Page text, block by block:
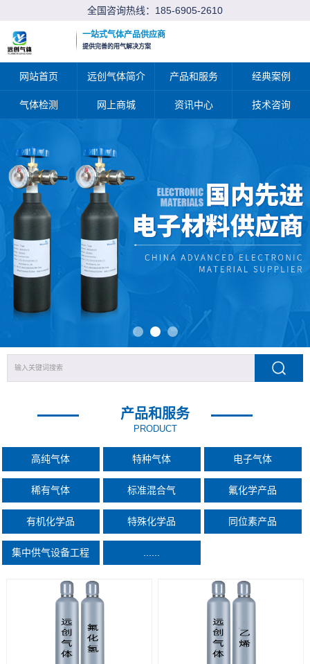
全国咨询热线： 185-6905-2610
一站式气体产品供应商
提供完善的用气解决方案
网站首页 远创气体简介 产品和服务 经典案例
气体检测 网上商城 资讯中心 技术咨询
产品和服务
PRODUCT
高纯气体 特种气体 电子气体
稀有气体 标准混合气 氟化学产品
有机化学品 特殊化学品 同位素产品
集中供气设备工程 ......